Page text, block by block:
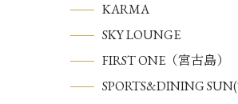
KARMA
SKY LOUNGE
FIRST ONE（宮古島）
SPORTS&DINING SUN(